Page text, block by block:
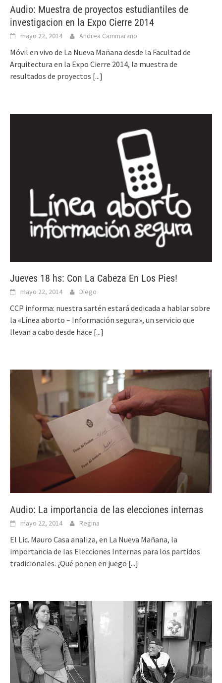
Audio: Muestra de proyectos estudiantiles de
investigacion en la Expo Cierre 2014
mayo 22, 2014 Andrea Cammarano
Móvil en vivo de La Nueva Mañana desde la Facultad de
Arquitectura en la Expo Cierre 2014, la muestra de
resultados de proyectos [...]
Jueves 18 hs: Con La Cabeza En Los Pies!
mayo 22, 2014 Diego
CCP informa: nuestra sartén estará dedicada a hablar sobre
la «Línea aborto – Información segura», un servicio que
llevan a cabo desde hace [...]
Audio: La importancia de las elecciones internas
mayo 22, 2014 Regina
El Lic. Mauro Casa analiza, en La Nueva Mañana, la
importancia de las Elecciones Internas para los partidos
tradicionales. ¿Qué ponen en juego [...]